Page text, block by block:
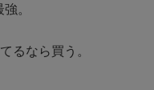
。
るなら買う。